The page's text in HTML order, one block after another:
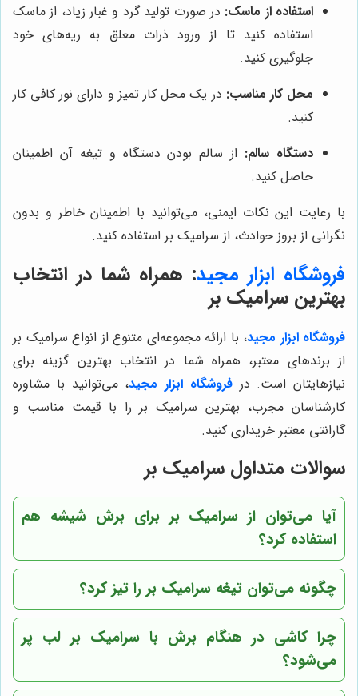
استفاده از ماسک: در صورت تولید گرد و غبار زیاد، از ماسک
استفاده کنید تا از ورود ذرات معلق به ریه‌های خود
جلوگیری کنید.
محل کار مناسب: در یک محل کار تمیز و دارای نور کافی کار
کنید.
دستگاه سالم: از سالم بودن دستگاه و تیغه آن اطمینان
حاصل کنید.
با رعایت این نکات ایمنی، می‌توانید با اطمینان خاطر و بدون
نگرانی از بروز حوادث، از سرامیک بر استفاده کنید.
فروشگاه ابزار مجید: همراه شما در انتخاب
بهترین سرامیک بر
فروشگاه ابزار مجید، با ارائه مجموعه‌ای متنوع از انواع سرامیک بر
از برندهای معتبر، همراه شما در انتخاب بهترین گزینه برای
نیازهایتان است. درفروشگاه ابزار مجید، می‌توانید با مشاوره
کارشناسان مجرب، بهترین سرامیک بر را با قیمت مناسب و
گارانتی معتبر خریداری کنید.
سوالات متداول سرامیک بر
آیا می‌توان از سرامیک بر برای برش شیشه هم
استفاده کرد؟
چگونه می‌توان تیغه سرامیک بر را تیز کرد؟
چرا کاشی در هنگام برش با سرامیک بر لب پر
می‌شود؟